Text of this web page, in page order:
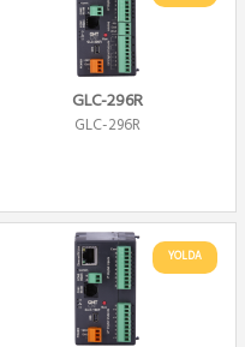
GLC-296R
GLC-296R
YOLDA